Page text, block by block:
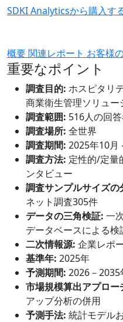
SDKI Analyticsから購入す
概要関連レポート お客様
重要なポイント
調査目的: ホスピタリ
商業衛生管理ソリュー
調査範囲: 516人の回
調査場所: 全世界
調査期間: 2025年10月
調査方法: 定性的/定量
ンタビュー
調査サンプルサイズの
ネット調査305件
データの三角検証: 一
データベースによる検
二次情報源: 企業レポ
基準年: 2025年
予測期間: 2026－2035
市場規模算出アプロー
アップ分析の併用
予測手法: 統計モデル